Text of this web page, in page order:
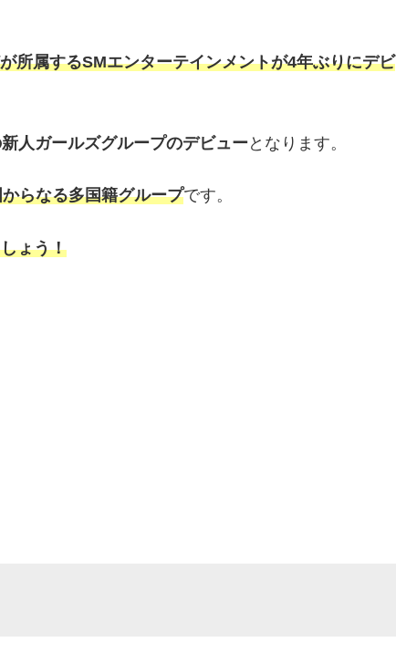
所属するSMエンターテインメントが4年ぶりにデビ
人ガールズグループのデビューとなります。
らなる多国籍グループです。
ょう！